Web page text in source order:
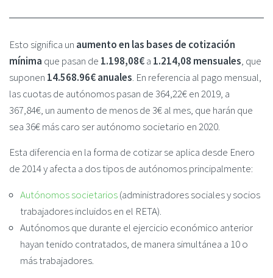
Esto significa un aumento en las bases de cotización
mínima que pasan de 1.198,08€a 1.214,08 mensuales, que
suponen 14.568.96€ anuales. En referencia al pago mensual,
las cuotas de autónomos pasan de 364,22€ en 2019, a
367,84€, un aumento de menos de 3€ al mes, que harán que
sea 36€ más caro ser autónomo societario en 2020.
Esta diferencia en la forma de cotizar se aplica desde Enero
de 2014 y afecta a dos tipos de autónomos principalmente:
Autónomos societarios(administradores sociales y socios
trabajadores incluidos en el RETA).
Autónomos que durante el ejercicio económico anterior
hayan tenido contratados, de manera simultánea a 10 o
más trabajadores.